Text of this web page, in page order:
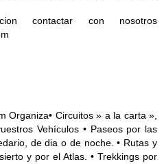
contactar con nosotros
Organiza• Circuitos » a la carta »,
Vehículos • Paseos por las
de dia o de noche. • Rutas y
y por el Atlas. • Trekkings por